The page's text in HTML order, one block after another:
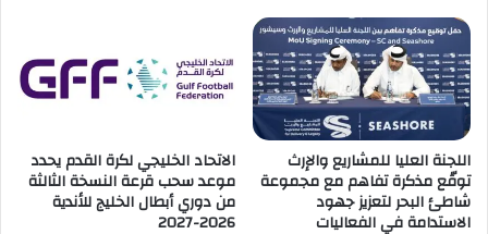
ش
م
س
"
إ
ى
ج
ا
ص
ن
ا
ع
ة
ل
س
م
اللجنة العليا للمشاريع والإرث
توقّع مذكرة تفاهم مع مجموعة
شاطئ البحر لتعزيز جهود
الاستدامة في الفعاليات
الاتحاد الخليجي لكرة القدم يحدد
موعد سحب قرعة النسخة الثالثة
من دوري أبطال الخليج للأندية
2026-2027